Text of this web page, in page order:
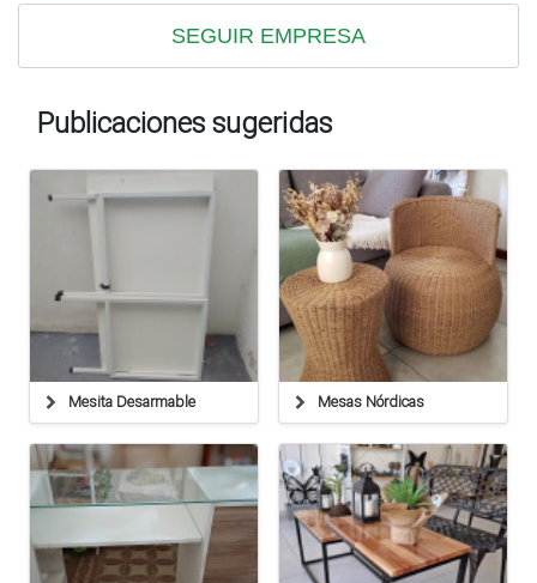
SEGUIR EMPRESA
Publicaciones sugeridas
Mesita Desarmable Mesas Nórdicas